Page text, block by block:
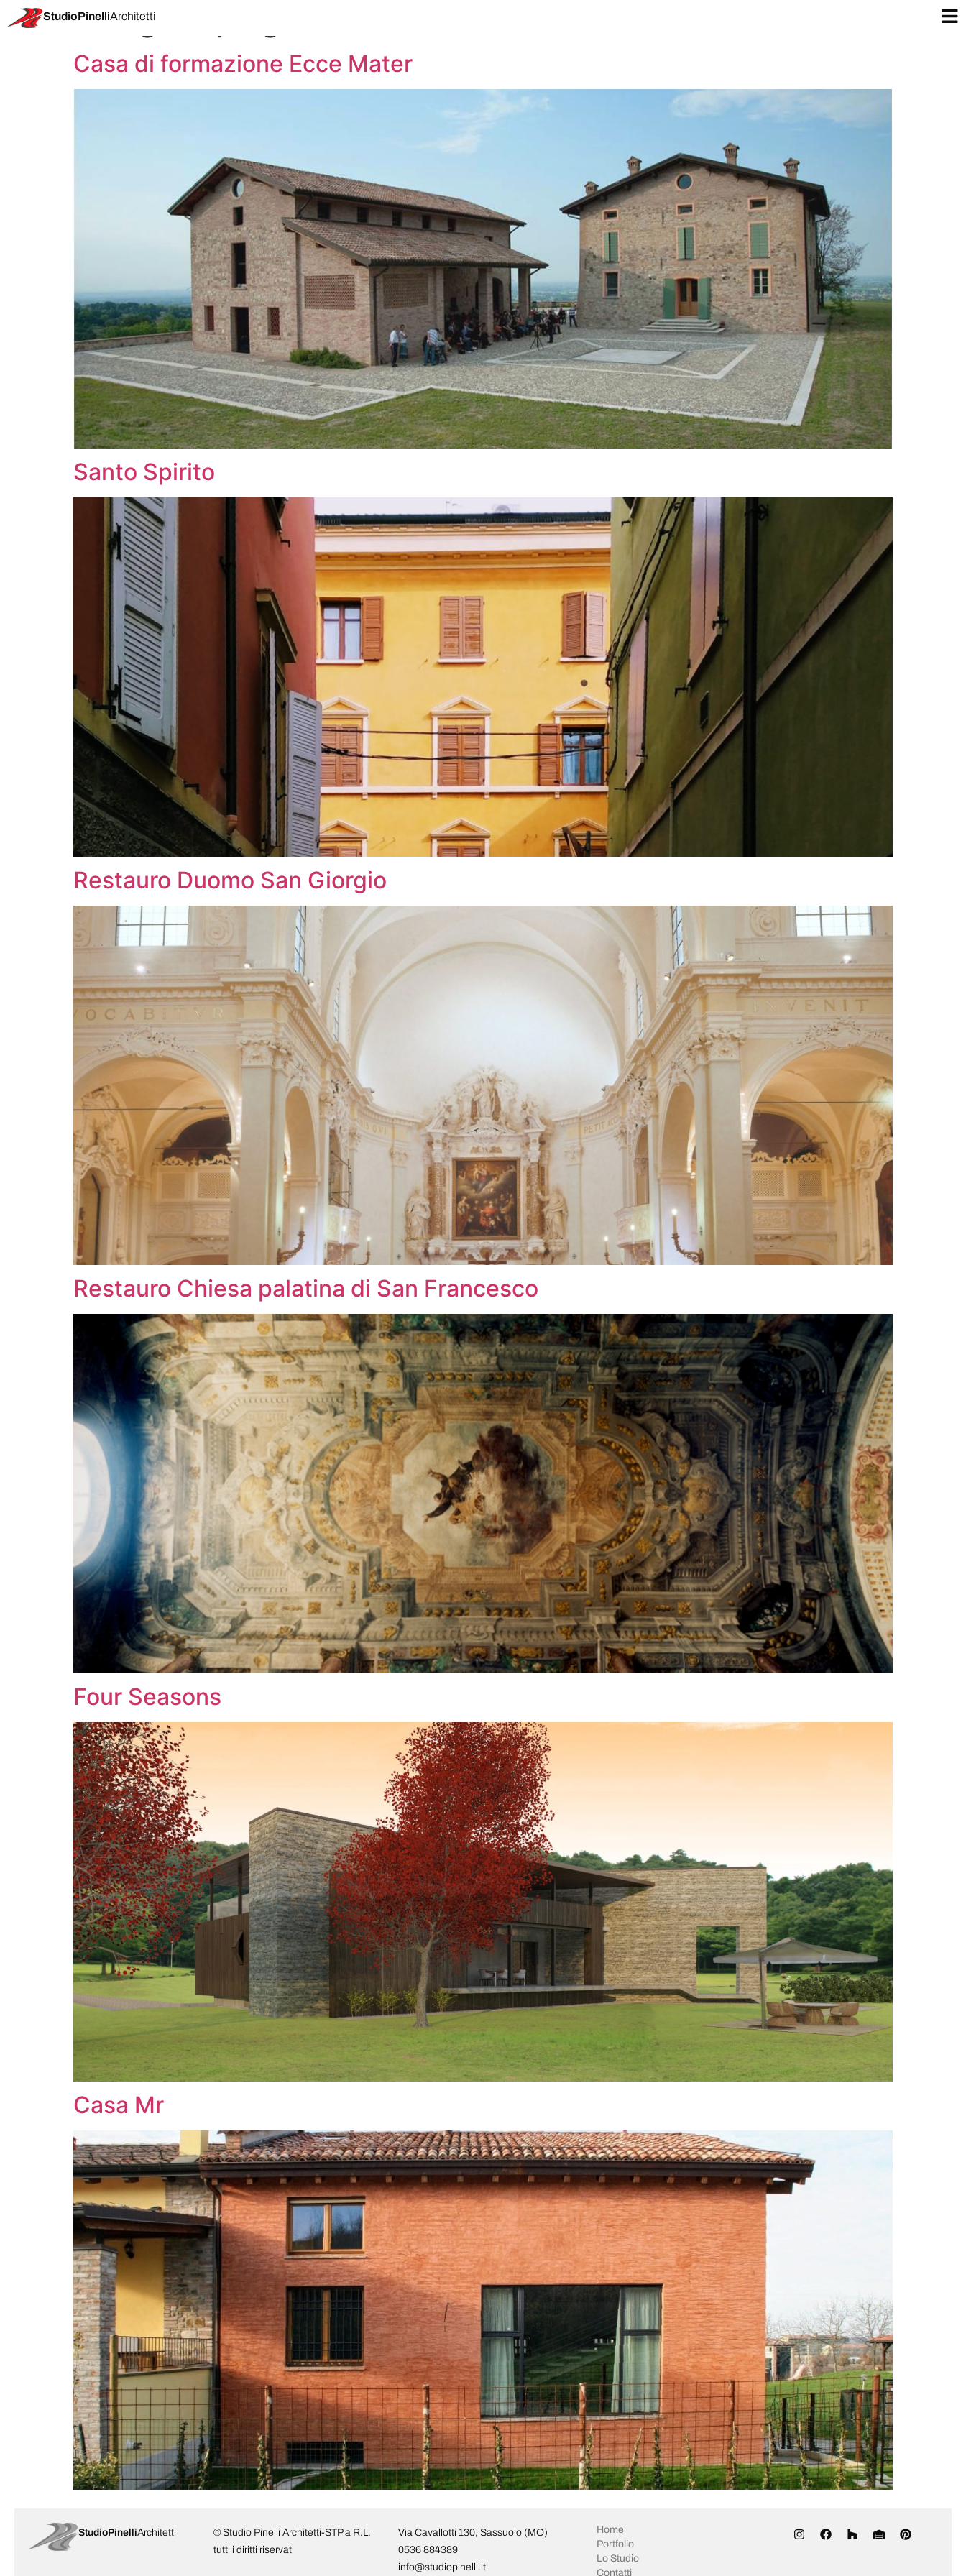
StudioPinelliArchitetti
Categoria progetto:
Casa di formazione Ecce Mater
Santo Spirito
Restauro Duomo San Giorgio
Restauro Chiesa palatina di San Francesco
Four Seasons
Casa Mr
StudioPinelliArchitetti
© Studio Pinelli Architetti-STP a R.L.
tutti i diritti riservati
Via Cavallotti 130, Sassuolo (MO)
0536 884389
info@studiopinelli.it
Home
Portfolio
Lo Studio
Contatti